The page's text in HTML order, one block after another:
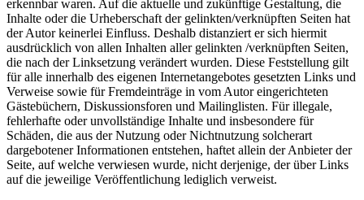
erkennbar waren. Auf die aktuelle und zukünftige Gestaltung, die
Inhalte oder die Urheberschaft der gelinkten/verknüpften Seiten hat
der Autor keinerlei Einfluss. Deshalb distanziert er sich hiermit
ausdrücklich von allen Inhalten aller gelinkten /verknüpften Seiten,
die nach der Linksetzung verändert wurden. Diese Feststellung gilt
für alle innerhalb des eigenen Internetangebotes gesetzten Links und
Verweise sowie für Fremdeinträge in vom Autor eingerichteten
Gästebüchern, Diskussionsforen und Mailinglisten. Für illegale,
fehlerhafte oder unvollständige Inhalte und insbesondere für
Schäden, die aus der Nutzung oder Nichtnutzung solcherart
dargebotener Informationen entstehen, haftet allein der Anbieter der
Seite, auf welche verwiesen wurde, nicht derjenige, der über Links
auf die jeweilige Veröffentlichung lediglich verweist.